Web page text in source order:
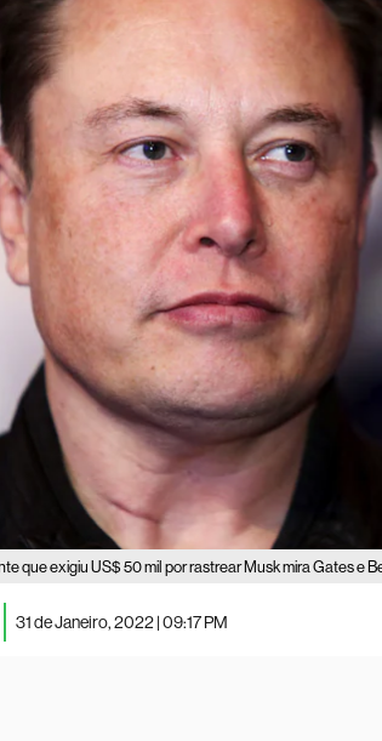
que exigiu US$ 50 mil por rastrear Musk mira Gates e
31 de Janeiro, 2022 | 09:17 PM